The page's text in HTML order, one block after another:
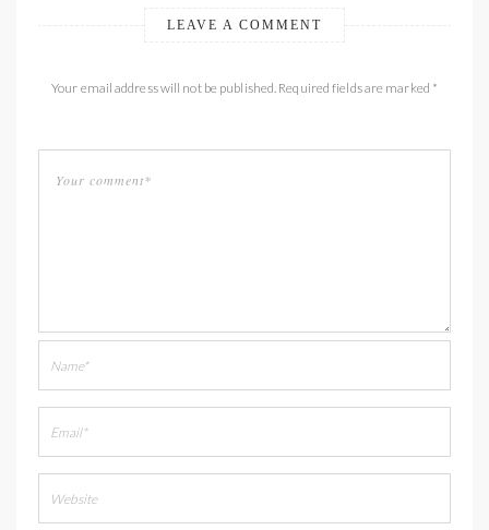
LEAVE A COMMENT
Your email address will not be published. Required fields are marked *